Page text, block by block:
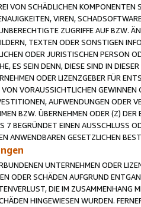
VON SCHÄDLICHEN
VIREN,
ZUGRIFFE AUF BZW.
TEXTEN ODER SONSTIGEN
ODER JURISTISCHEN PERSON
ES SEIN DENN, DIESE SIND IN
ODER LIZENZGEBER FÜR
VORAUSSICHTLICHEN
AUFWENDUNGEN ODER
BZW. ÜBERNEHMEN ODER (Z)
7 BEGRÜNDET EINEN AUSSCHLUSS
ANWENDBAREN GESETZLICHEN
UNTERNEHMEN ODER
ODER SCHÄDEN AUFGRUND
DIE IM ZUSAMMENHANG
HINGEWIESEN WURDEN.